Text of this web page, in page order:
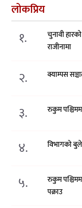
लोकप्रिय
१.
चुनावी
राजीनामा
२. क्याम्पस
३. रुकुम
४. विभागको
५.
रुकुम
पक्राउ